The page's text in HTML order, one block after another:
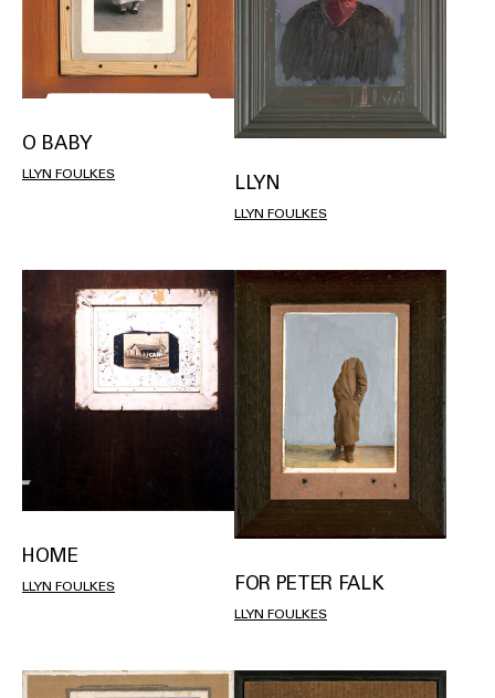
O BABY
LLYN FOULKES LLYN
LLYN FOULKES
HOME
LLYN FOULKES FOR PETER FALK
LLYN FOULKES